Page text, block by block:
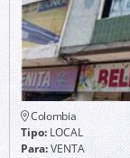
Colombia
Tipo:LOCAL
Para:VENTA